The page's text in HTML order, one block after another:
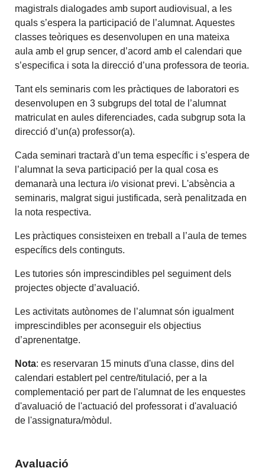
magistrals dialogades amb suport audiovisual, a les
quals s’espera la participació de l’alumnat. Aquestes
classes teòriques es desenvolupen en una mateixa
aula amb el grup sencer, d’acord amb el calendari que
s’especifica i sota la direcció d’una professora de teoria.
Tant els seminaris com les pràctiques de laboratori es
desenvolupen en 3 subgrups del total de l’alumnat
matriculat en aules diferenciades, cada subgrup sota la
direcció d’un(a) professor(a).
Cada seminari tractarà d’un tema específic i s’espera de
l’alumnat la seva participació per la qual cosa es
demanarà una lectura i/o visionat previ. L'absència a
seminaris, malgrat sigui justificada, serà penalitzada en
la nota respectiva.
Les pràctiques consisteixen en treball a l’aula de temes
específics dels continguts.
Les tutories són imprescindibles pel seguiment dels
projectes objecte d’avaluació.
Les activitats autònomes de l’alumnat són igualment
imprescindibles per aconseguir els objectius
d’aprenentatge.
Nota: es reservaran 15 minuts d'una classe, dins del
calendari establert pel centre/titulació, per a la
complementació per part de l'alumnat de les enquestes
d'avaluació de l'actuació del professorat i d'avaluació
de l'assignatura/mòdul.
Avaluació